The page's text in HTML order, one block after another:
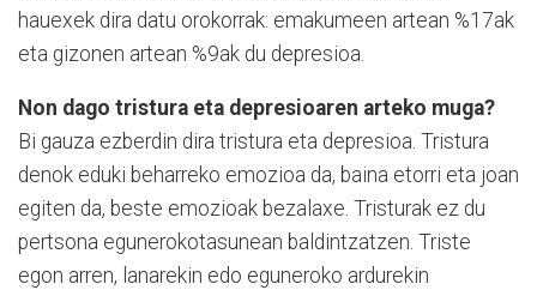
hauexek dira datu orokorrak: emakumeen artean %17ak
eta gizonen artean %9ak du depresioa.
Non dago tristura eta depresioaren arteko muga?
Bi gauza ezberdin dira tristura eta depresioa. Tristura
denok eduki beharreko emozioa da, baina etorri eta joan
egiten da, beste emozioak bezalaxe. Tristurak ez du
pertsona egunerokotasunean baldintzatzen. Triste
egon arren, lanarekin edo eguneroko ardurekin